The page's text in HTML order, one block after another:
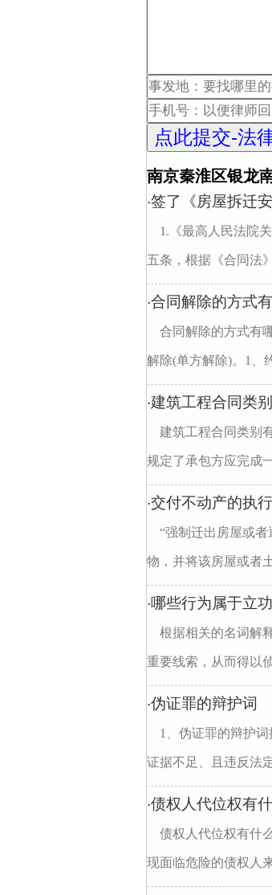
南京秦淮区银龙
·签了《房屋拆迁
1.《最高人民法院
五条，根据《合同法
·合同解除的方式
合同解除的方式有
解除(单方解除)。1、
·建筑工程合同类
建筑工程合同类别
规定了承包方应完成
·交付不动产的执行
“强制迁出房屋或
物，并将该房屋或者
·哪些行为属于立
根据相关的名词解
重要线索，从而得以
·伪证罪的辩护词
1、伪证罪的辩护
证据不足、且违反法
·债权人代位权有
债权人代位权有什
现面临危险的债权人